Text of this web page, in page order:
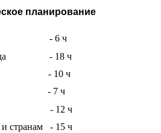
планирование
- 6 ч
- 18 ч
- 10 ч
- 7 ч
- 12 ч
и странам - 15 ч